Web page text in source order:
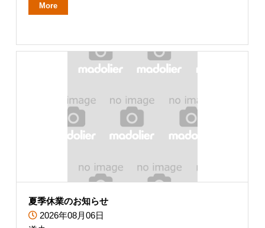
More
夏季休業のお知らせ
2026年08月06日